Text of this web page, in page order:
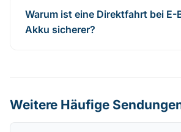
Warum ist eine Direktfahrt bei E-
Akku sicherer?
Weitere Häufige